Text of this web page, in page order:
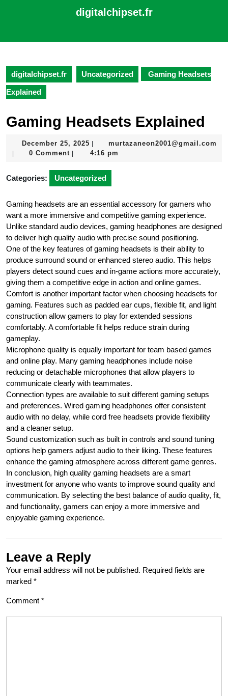
digitalchipset.fr
Button
digitalchipset.fr Uncategorized Gaming Headsets
Explained
Gaming Headsets Explained
December 25, 2025 December
25,
murtazaneon2001@gmail.com
murtazaneon2001@gmail.com
0 Comment 4:16 pm
Categories: Uncategorized
Gaming headsets are an essential accessory for gamers who
want a more immersive and competitive gaming experience.
Unlike standard audio devices, gaming headphones are designed
to deliver high quality audio with precise sound positioning.
One of the key features of gaming headsets is their ability to
produce surround sound or enhanced stereo audio. This helps
players detect sound cues and in-game actions more accurately,
giving them a competitive edge in action and online games.
Comfort is another important factor when choosing headsets for
gaming. Features such as padded ear cups, flexible fit, and light
construction allow gamers to play for extended sessions
comfortably. A comfortable fit helps reduce strain during
gameplay.
Microphone quality is equally important for team based games
and online play. Many gaming headphones include noise
reducing or detachable microphones that allow players to
communicate clearly with teammates.
Connection types are available to suit different gaming setups
and preferences. Wired gaming headphones offer consistent
audio with no delay, while cord free headsets provide flexibility
and a cleaner setup.
Sound customization such as built in controls and sound tuning
options help gamers adjust audio to their liking. These features
enhance the gaming atmosphere across different game genres.
In conclusion, high quality gaming headsets are a smart
investment for anyone who wants to improve sound quality and
communication. By selecting the best balance of audio quality, fit,
and functionality, gamers can enjoy a more immersive and
enjoyable gaming experience.
Leave a Reply
Your email address will not be published. Required fields are
marked *
Comment *